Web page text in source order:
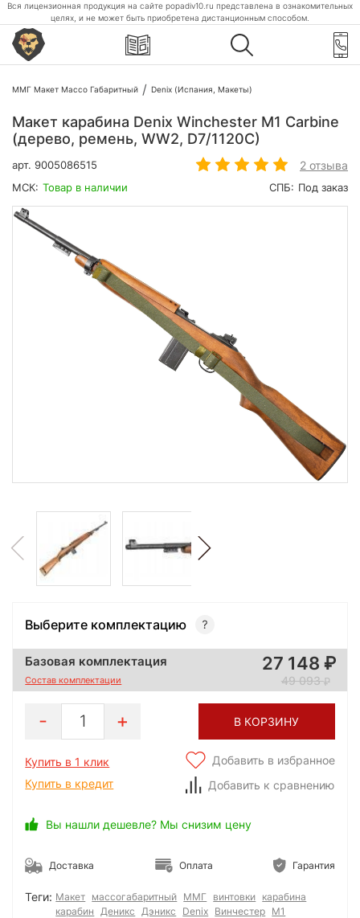
Вся лицензионная продукция на сайте popadiv10.ru представлена в ознакомительных
целях, и не может быть приобретена дистанционным способом.
ММГ Макет Массо Габаритный Denix (Испания, Макеты)
Макет карабина Denix Winchester M1 Carbine
(дерево, ремень, WW2, D7/1120C)
арт. 9005086515 2 отзыва
МСК: Товар в наличии СПБ: Под заказ
Выберите комплектацию
Базовая комплектация
Состав комплектации
27 148
49 093
1 В КОРЗИНУ
Купить в 1 клик
Купить в кредит
Добавить в избранное
Добавить к сравнению
Вы нашли дешевле? Мы снизим цену
Доставка Оплата Гарантия
Теги: Макет массогабаритный ММГ винтовки карабина
карабин
Деникс Дэникс Denix Винчестер М1